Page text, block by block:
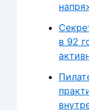
в 92